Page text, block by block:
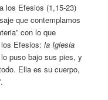
los Efesios (1,15-23)
que contemplamos
con lo que
los Efesios:la Iglesia
lo puso bajo sus pies, y
Ella es su cuerpo,